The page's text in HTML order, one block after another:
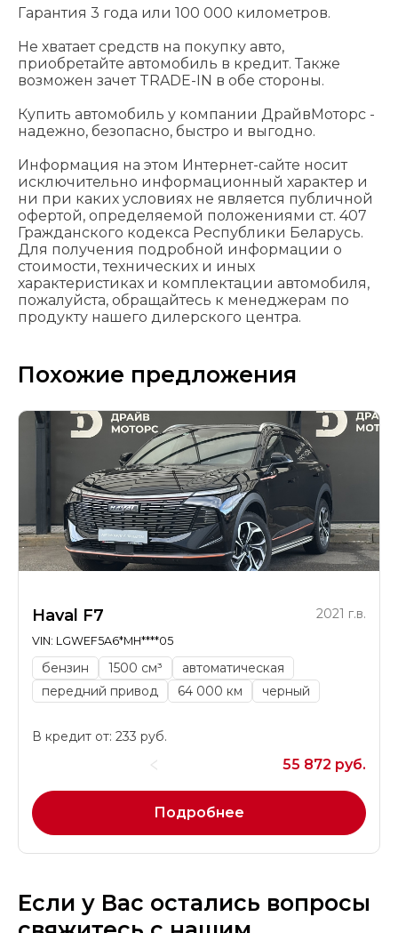
Гарантия 3 года или 100 000 километров.
Не хватает средств на покупку авто,
приобретайте автомобиль в кредит. Также
возможен зачет TRADE-IN в обе стороны.
Купить автомобиль у компании ДрайвМоторс -
надежно, безопасно, быстро и выгодно.
Информация на этом Интернет-сайте носит
исключительно информационный характер и
ни при каких условиях не является публичной
офертой, определяемой положениями cт. 407
Гражданского кодекса Республики Беларусь.
Для получения подробной информации о
стоимости, технических и иных
характеристиках и комплектации автомобиля,
пожалуйста, обращайтесь к менеджерам по
продукту нашего дилерского центра.
Похожие предложения
Haval F7 2021 г.в.
VIN: LGWEF5A6*MH****05
бензин 1500 см³
автоматическая
передний привод
64 000 км черный
В кредит от: 233 руб.
55 872 руб.
Подробнее
Если у Вас остались вопросы